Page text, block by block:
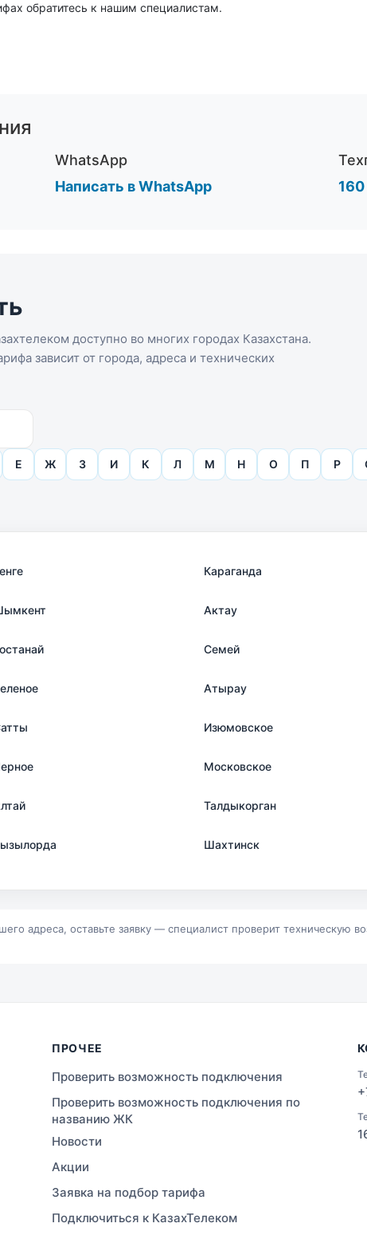
обратитесь к нашим специалистам.
WhatsApp
Написать в WhatsApp
160
доступно во многих городах Казахстана.
зависит от города, адреса и технических
Е Ж З И К Л М Н О П Р
Караганда
Актау
Семей
Атырау
Изюмовское
Московское
Талдыкорган
Шахтинск
адреса, оставьте заявку — специалист проверит техническую
ПРОЧЕЕ
Проверить возможность подключения
Проверить возможность подключения по
названию ЖК
Новости
Акции
Заявка на подбор тарифа
Подключиться к КазахТелеком